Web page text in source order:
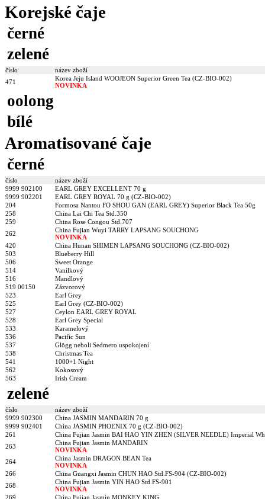
Korejské čaje
černé
zelené
číslo
název zboží
471
Korea Jeju Island WOOJEON Superior Green Tea (CZ-BIO-002)
NOVINKA
oolong
bílé
Aromatisované čaje
černé
číslo
název zboží
9999 902100
EARL GREY EXCELLENT 70 g
9999 902201
EARL GREY ROYAL 70 g (CZ-BIO-002)
204
Formosa Nantou FO SHOU GAN (EARL GREY) Superior Black Tea 50g
258
China Lai Chi Tea Std.350
259
China Rose Congou Std.707
262
China Fujian Wuyi TARRY LAPSANG SOUCHONG
NOVINKA
420
China Hunan SHIMEN LAPSANG SOUCHONG (CZ-BIO-002)
503
Blueberry Hill
506
Sweet Orange
514
Vanilkový
516
Mandlový
519 00150
Zázvorový
523
Earl Grey
525
Earl Grey (CZ-BIO-002)
527
Ceylon EARL GREY ROYAL
528
Earl Grey Special
533
Karamelový
536
Pacific Sun
537
Glögg neboli Sedmero uspokojení
538
Christmas Tea
541
1000+1 Night
562
Kokosový
563
Irish Cream
zelené
číslo
název zboží
9999 902300
China JASMIN MANDARIN 70 g
9999 902401
China JASMIN PHOENIX 70 g (CZ-BIO-002)
261
China Fujian Jasmin BAI HAO YIN ZHEN (SILVER NEEDLE) Imperial
263
China Fujian Jasmin MANDARIN
NOVINKA
264
China Jasmin DRAGON BEAN Tea
NOVINKA
266
China Guangxi Jasmin CHUN HAO Std.FS-904 (CZ-BIO-002)
268
China Fujian Jasmin YIN HAO Std.FS-901
NOVINKA
269
China Fujian Jasmin MONKEY KING